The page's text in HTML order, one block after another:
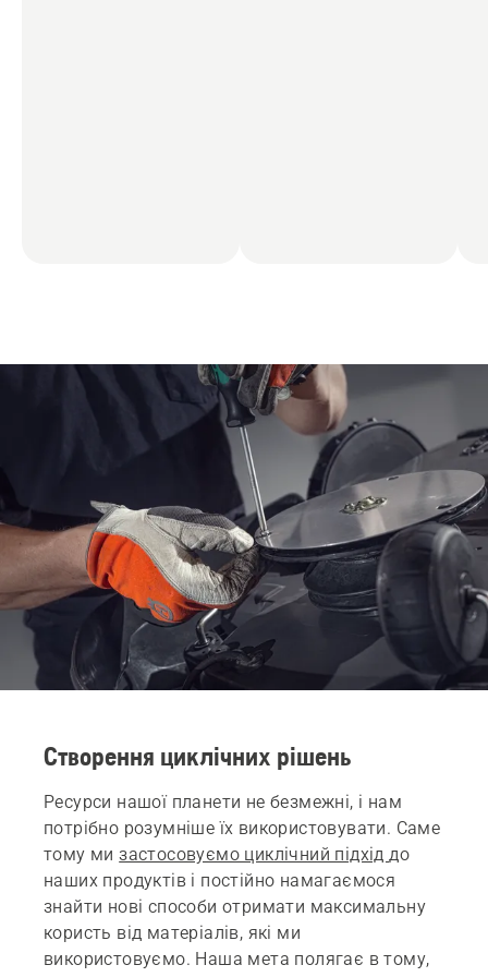
Створення циклічних рішень
Ресурси нашої планети не безмежні, і нам
потрібно розумніше їх використовувати. Саме
тому мизастосовуємо циклічний підхіддо
наших продуктів і постійно намагаємося
знайти нові способи отримати максимальну
користь від матеріалів, які ми
використовуємо. Наша мета полягає в тому,